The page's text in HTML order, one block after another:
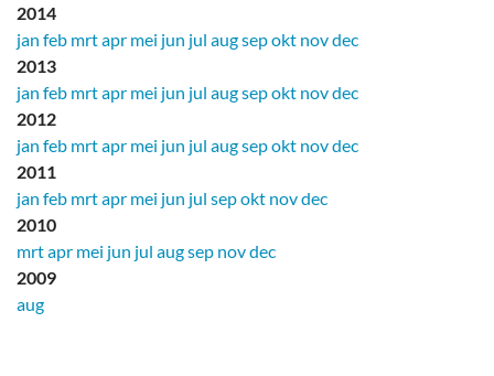
2014
jan feb mrtapr mei jun jul augsepokt novdec
2013
jan feb mrtapr mei jun jul augsepokt novdec
2012
jan feb mrtapr mei jun jul augsepokt novdec
2011
jan feb mrtapr mei jun jul sepokt novdec
2010
mrtapr mei jun jul augsep novdec
2009
aug